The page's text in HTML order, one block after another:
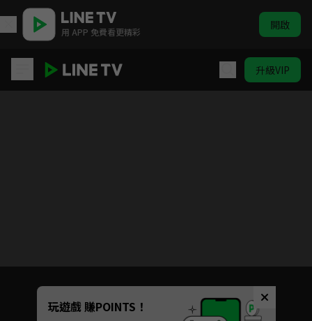
用 APP 免費看更精彩 開啟
升級VIP
Unmute
如有不便請見諒
玩遊戲 賺POINTS！